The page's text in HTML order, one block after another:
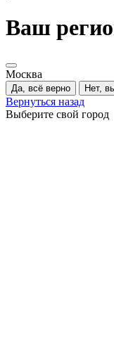
Ваш
Москва
Да, всё верно Нет,
Вернуться назад
Выберите свой город